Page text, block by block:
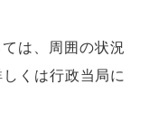
は、周囲の状況
くは行政当局に